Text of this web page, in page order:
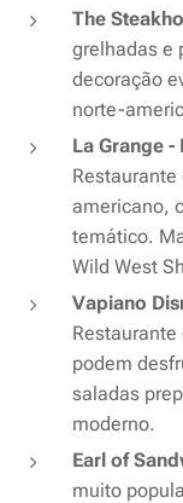
The
grelhadas e
decoração
norte-
La Grange
americano,
temático.
Wild West
Vapiano
podem
saladas
moderno.
Earl of
muito